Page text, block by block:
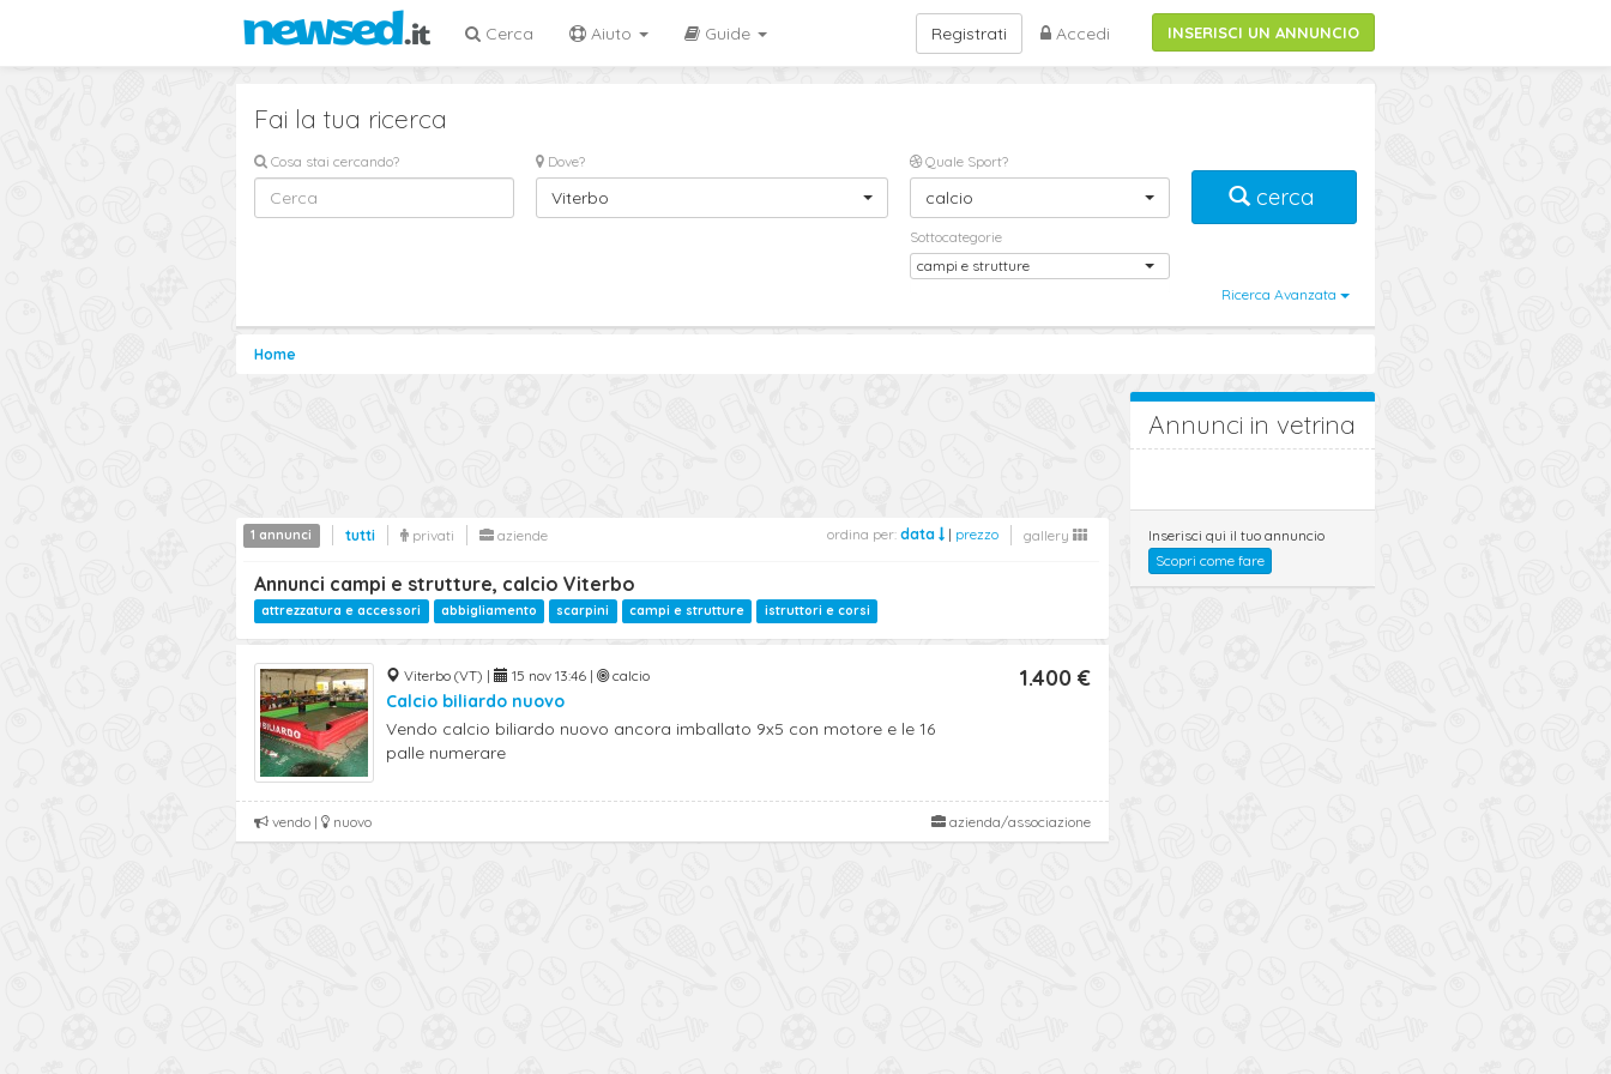
INSERISCI UN ANNUNCIO
Cerca Aiuto Guide Accedi
Registrati
Fai la tua ricerca
Cosa stai cercando? Dove?
Viterbo
Quale Sport?
calcio
Sottocategorie
campi e strutture
cerca
Ricerca Avanzata
Home
tutti privati aziende
1 annunci ordina per: data | prezzo gallery
Annunci campi e strutture, calcio Viterbo
attrezzatura e accessori abbigliamento scarpini campi e strutture istruttori e corsi
Viterbo (VT) | 15 nov 13:46 | calcio
Calcio biliardo nuovo
Vendo calcio biliardo nuovo ancora imballato 9x5 con motore e le 16
palle numerare
1.400 €
azienda/associazione
vendo | nuovo
Annunci in vetrina
Inserisci qui il tuo annuncio
Scopri come fare